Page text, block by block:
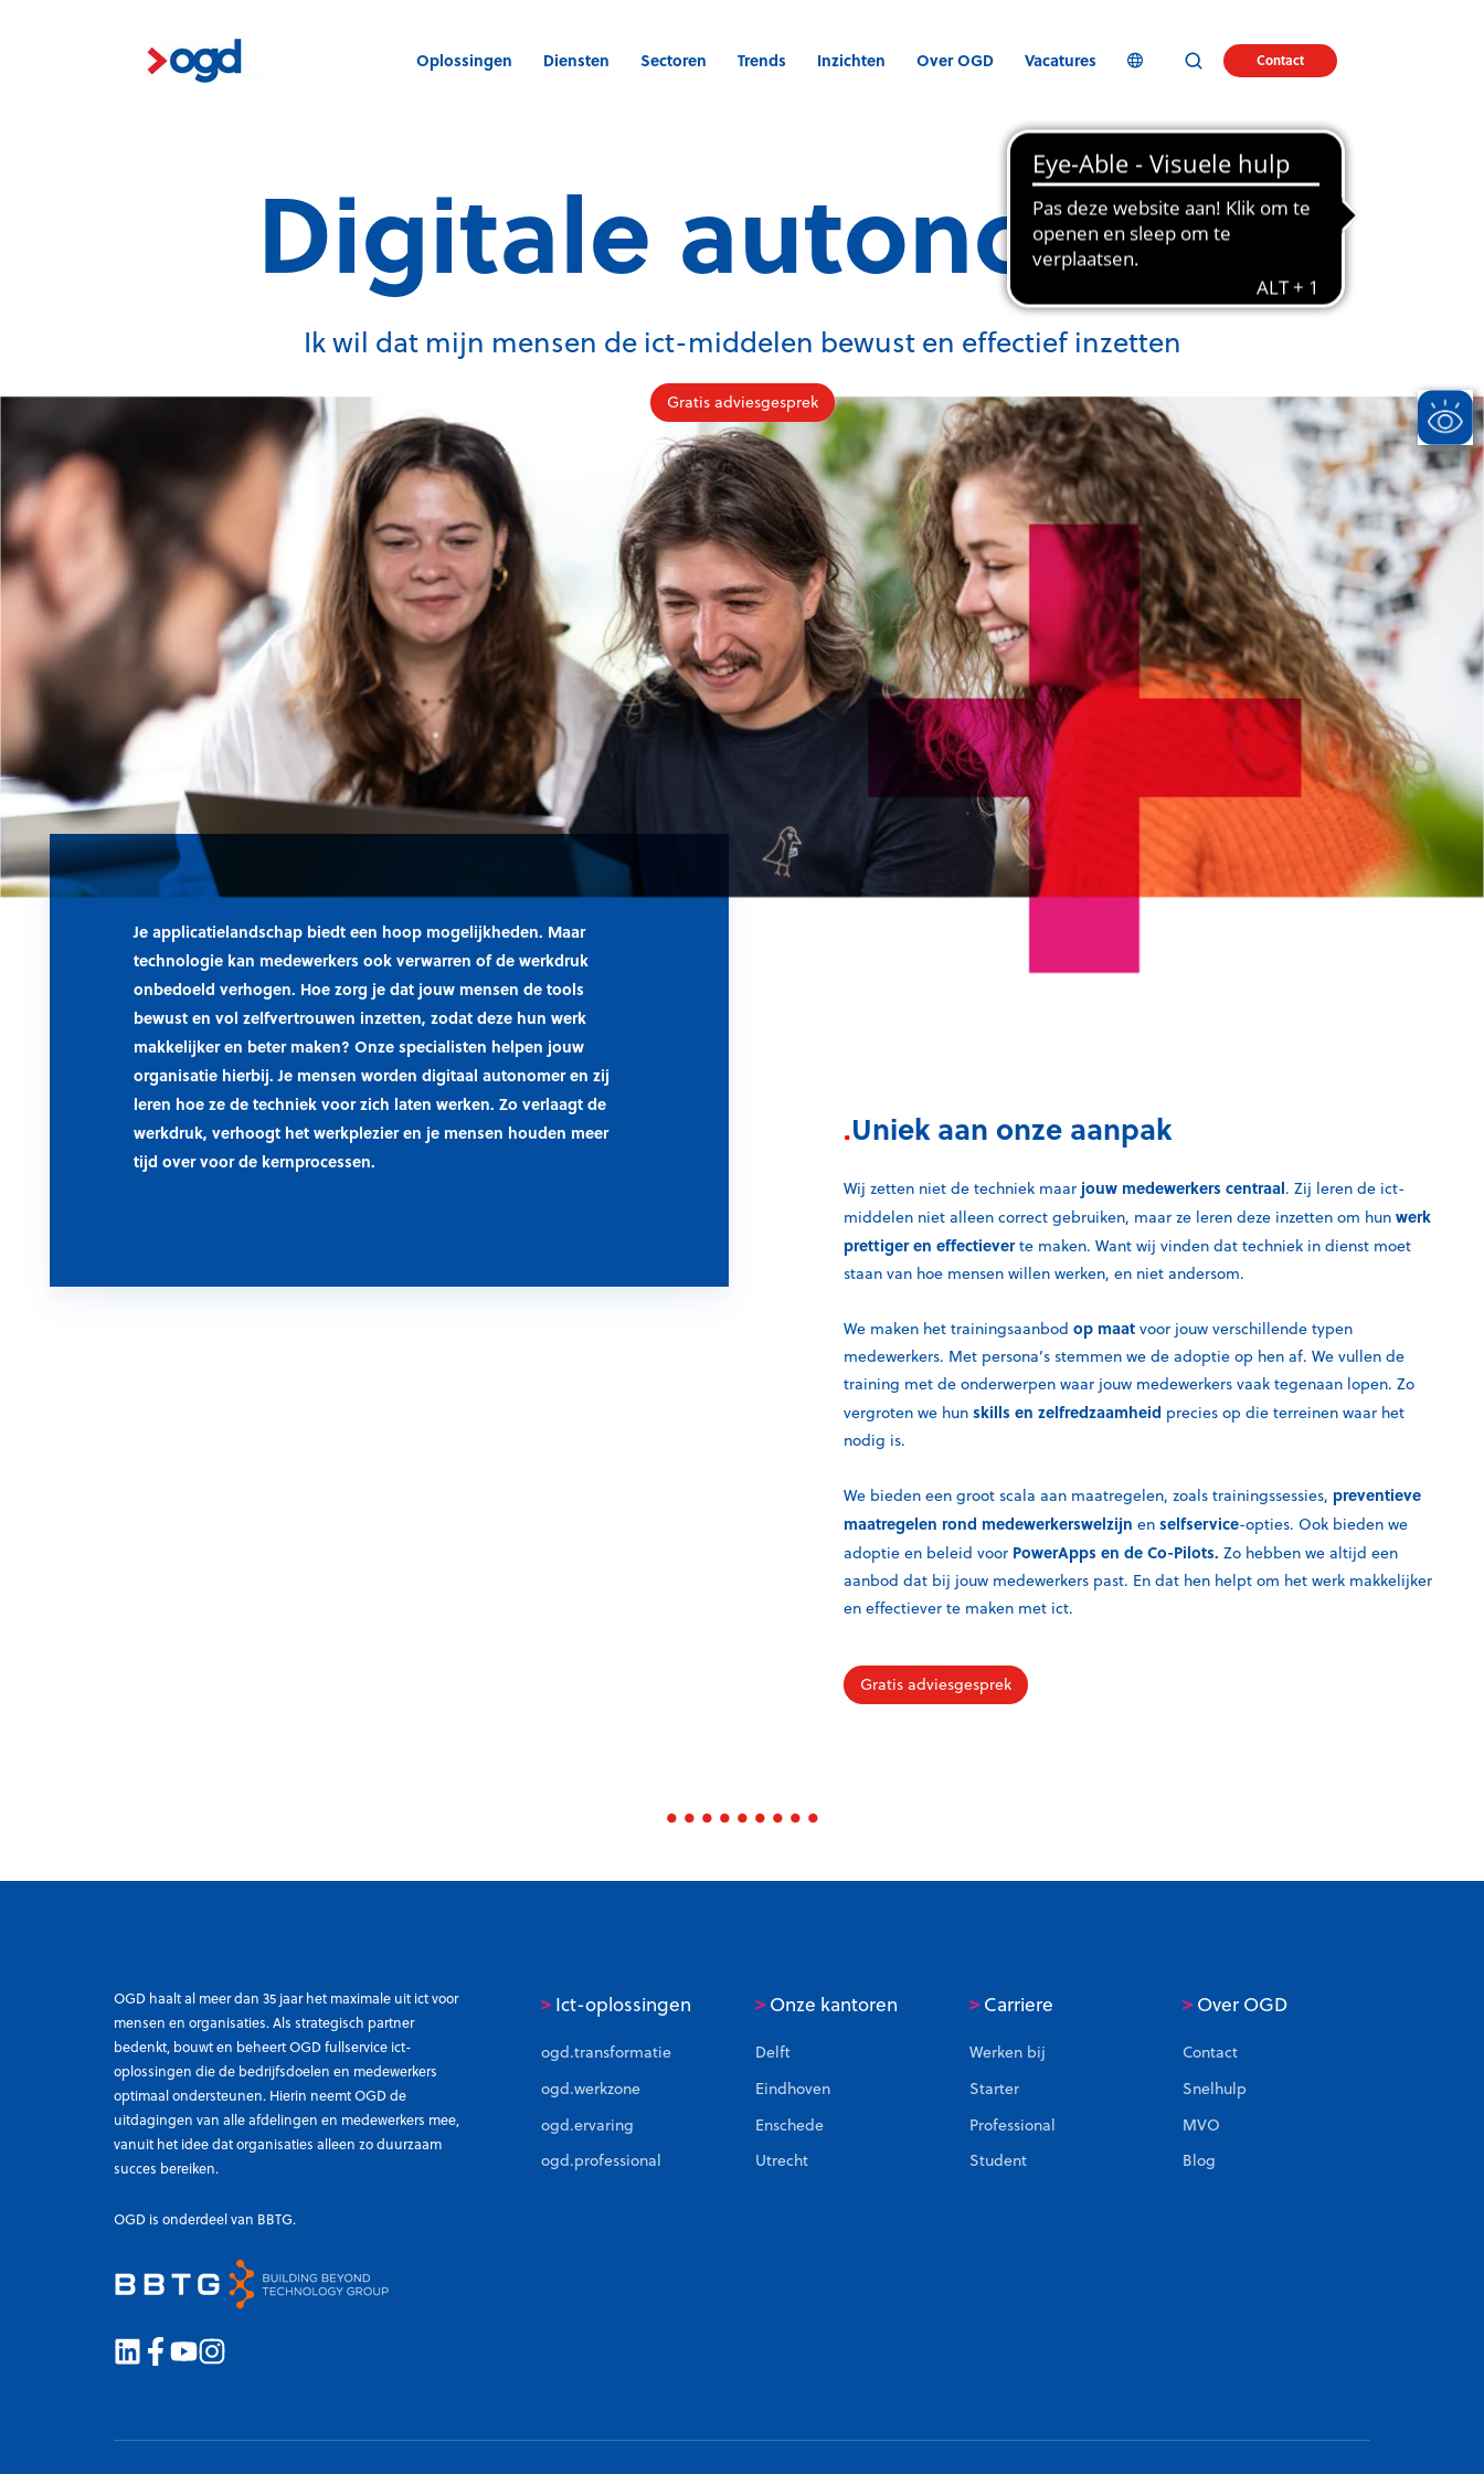
Oplossingen Diensten Sectoren Trends Inzichten Over OGD Vacatures Contact
Digitale autonomie
Ik wil dat mijn mensen de ict-middelen bewust en effectief inzetten
Gratis adviesgesprek
Je applicatielandschap biedt een hoop mogelijkheden. Maar
technologie kan medewerkers ook verwarren of de werkdruk
onbedoeld verhogen. Hoe zorg je dat jouw mensen de tools
bewust en vol zelfvertrouwen inzetten, zodat deze hun werk
makkelijker en beter maken? Onze specialisten helpen jouw
organisatie hierbij. Je mensen worden digitaal autonomer en zij
leren hoe ze de techniek voor zich laten werken. Zo verlaagt de
werkdruk, verhoogt het werkplezieren je mensen houden meer
tijd over voor de kernprocessen.
.Uniek aan onze aanpak
Wij zetten niet de techniek maar jouw medewerkers centraal. Zij leren de ict-
middelen niet alleen correct gebruiken, maar ze leren deze inzetten om hun werk
prettiger en effectieverte maken. Want wij vinden dat techniek in dienst moet
staan van hoe mensen willen werken, en niet andersom.
We maken het trainingsaanbod op maat voor jouw verschillende typen
medewerkers. Met persona’s stemmen we de adoptie op hen af. We vullen de
training met de onderwerpen waar jouw medewerkers vaak tegenaan lopen. Zo
vergroten we hun skills en zelfredzaamheid precies op die terreinen waar het
nodig is.
We bieden een groot scala aan maatregelen, zoals trainingssessies, preventieve
maatregelen rond medewerkerswelzijn en selfservice-opties. Ook bieden we
adoptie en beleid voor PowerApps en de Co-Pilots. Zo hebben we altijd een
aanbod dat bij jouw medewerkers past. En dat hen helpt om het werk makkelijker
en effectiever te maken met ict.
Gratis adviesgesprek
OGD haalt al meer dan 35 jaar het maximale uit ict voor
mensen en organisaties. Als strategisch partner
bedenkt, bouwt en beheert OGD fullservice ict-
oplossingen die de bedrijfsdoelen en medewerkers
optimaal ondersteunen. Hierin neemt OGD de
uitdagingen van alle afdelingen en medewerkers mee,
vanuit het idee dat organisaties alleen zo duurzaam
succes bereiken.
OGD is onderdeel van BBTG.
>Ict-oplossingen
ogd.transformatie
ogd.werkzone
ogd.ervaring
ogd.professional
>Onze kantoren
Delft
Eindhoven
Enschede
Utrecht
>Carriere
Werken bij
Starter
Professional
Student
>Over OGD
Contact
Snelhulp
MVO
Blog